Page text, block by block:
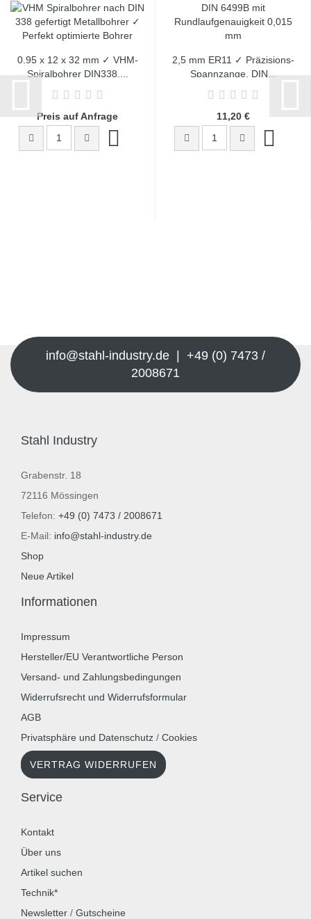
0.95 x 12 x 32 mm ✓ VHM-
Spiralbohrer DIN338,...
Preis auf Anfrage
2,5 mm ER11 ✓ Präzisions-
Spannzange, DIN...
11,20 €
info@stahl-industry.de | +49 (0) 7473 /
2008671
Stahl Industry
Grabenstr. 18
72116 Mössingen
Telefon: +49 (0) 7473 / 2008671
E-Mail: info@stahl-industry.de
Shop
Neue Artikel
Informationen
Impressum
Hersteller/EU Verantwortliche Person
Versand- und Zahlungsbedingungen
Widerrufsrecht und Widerrufsformular
AGB
Privatsphäre und Datenschutz / Cookies
VERTRAG WIDERRUFEN
Service
Kontakt
Über uns
Artikel suchen
Technik*
Newsletter / Gutscheine